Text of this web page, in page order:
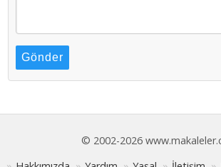
Gönder
© 2002-2026